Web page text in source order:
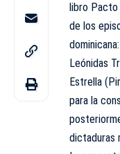
libro Pacto
de los
Leónidas
Estrella
para la
dictaduras